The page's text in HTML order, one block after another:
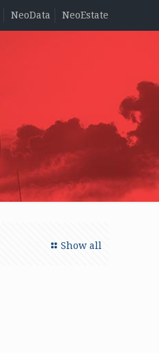
NeoData NeoEstate
Show all